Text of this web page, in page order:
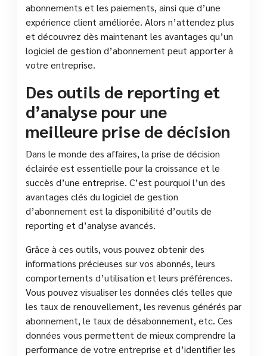
abonnements et les paiements, ainsi que d’une
expérience client améliorée. Alors n’attendez plus
et découvrez dès maintenant les avantages qu’un
logiciel de gestion d’abonnement peut apporter à
votre entreprise.
Des outils de reporting et
d’analyse pour une
meilleure prise de décision
Dans le monde des affaires, la prise de décision
éclairée est essentielle pour la croissance et le
succès d’une entreprise. C’est pourquoi l’un des
avantages clés du logiciel de gestion
d’abonnement est la disponibilité d’outils de
reporting et d’analyse avancés.
Grâce à ces outils, vous pouvez obtenir des
informations précieuses sur vos abonnés, leurs
comportements d’utilisation et leurs préférences.
Vous pouvez visualiser les données clés telles que
les taux de renouvellement, les revenus générés par
abonnement, le taux de désabonnement, etc. Ces
données vous permettent de mieux comprendre la
performance de votre entreprise et d’identifier les